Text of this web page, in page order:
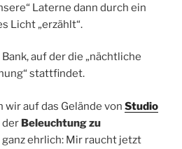
Laterne dann durch ein
Licht „erzählt“.
auf der die „nächtliche
stattfindet.
auf das Gelände von Studio
der Beleuchtung zu
ganz ehrlich: Mir raucht jetzt